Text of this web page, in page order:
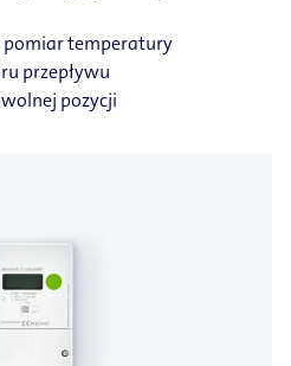
pomiar temperatury
przepływu
pozycji